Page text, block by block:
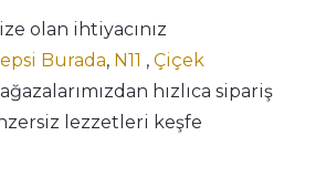
olan ihtiyacınız
Burada, N11 , Çiçek
hızlıca sipariş
lezzetleri keşfe